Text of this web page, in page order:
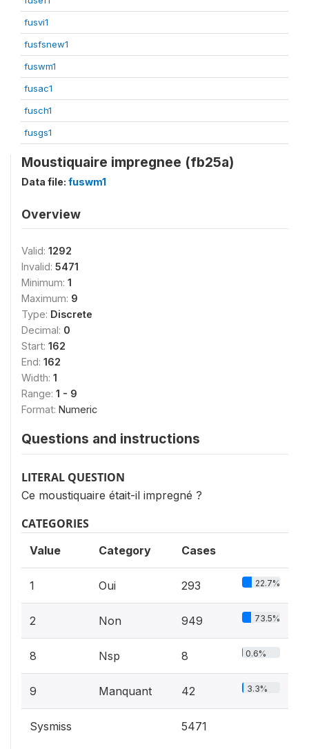
fusvi1
fusfsnew1
fuswm1
fusac1
fusch1
fusgs1
Moustiquaire impregnee (fb25a)
Data file: fuswm1
Overview
Valid: 1292
Invalid: 5471
Minimum: 1
Maximum: 9
Type: Discrete
Decimal: 0
Start: 162
End: 162
Width: 1
Range: 1 - 9
Format: Numeric
Questions and instructions
LITERAL QUESTION
Ce moustiquaire était-il impregné ?
CATEGORIES
Value Category Cases
1 Oui 293 22.7%
2 Non 949 73.5%
8 Nsp 8 0.6%
9 Manquant 42 3.3%
Sysmiss 5471